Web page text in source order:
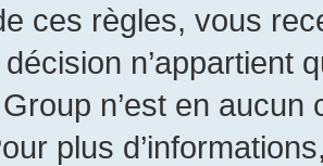
ces règles, vous
n’appartient
n’est en
plus